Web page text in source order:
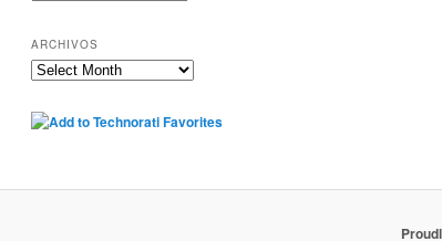
ARCHIVOS
Archivos